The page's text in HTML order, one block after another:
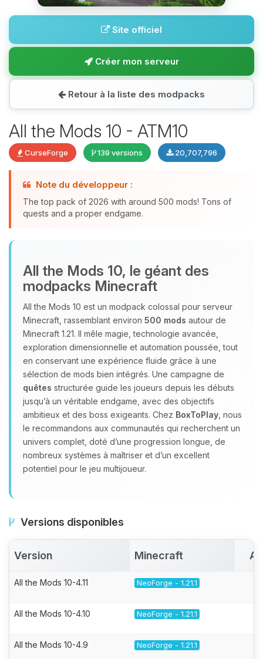
Site officiel
Créer mon serveur
Retour à la liste des modpacks
All the Mods 10 - ATM10
CurseForge 139 versions 20,707,796
Note du développeur :
The top pack of 2026 with around 500 mods! Tons of
quests and a proper endgame.
All the Mods 10, le géant des
modpacks Minecraft
All the Mods 10 est un modpack colossal pour serveur
Minecraft, rassemblant environ 500 mods autour de
Minecraft 1.21. Il mêle magie, technologie avancée,
exploration dimensionnelle et automation poussée, tout
en conservant une expérience fluide grâce à une
sélection de mods bien intégrés. Une campagne de
quêtes structurée guide les joueurs depuis les débuts
jusqu’à un véritable endgame, avec des objectifs
ambitieux et des boss exigeants. Chez BoxToPlay , nous
le recommandons aux communautés qui recherchent un
univers complet, doté d’une progression longue, de
nombreux systèmes à maîtriser et d’un excellent
potentiel pour le jeu multijoueur.
Versions disponibles
Version Minecraft
All the Mods 10-4.11 NeoForge - 1.21.1
All the Mods 10-4.10 NeoForge - 1.21.1
All the Mods 10-4.9 NeoForge - 1.21.1
parler ! Moi c’est Choupy, ton petit
assistant BoxToPlay. Dis-moi ce dont
petits circuits pour t’aider.